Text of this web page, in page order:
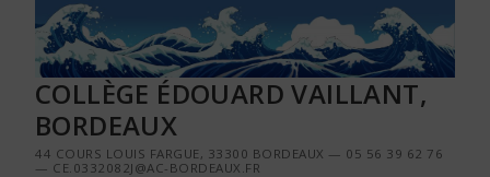
contenu
COLLÈGE ÉDOUARD VAILLANT,
BORDEAUX
44 COURS LOUIS FARGUE, 33300 BORDEAUX — 05 56 39 62 76
— CE.0332082J@AC-BORDEAUX.FR